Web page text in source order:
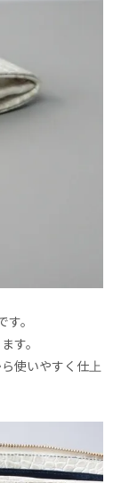
。
す。
使いやすく仕上